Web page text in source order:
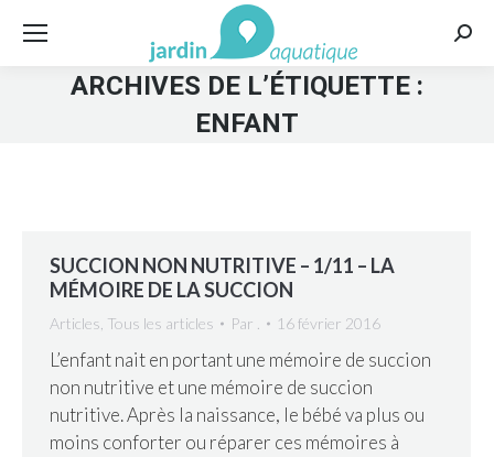
ARCHIVES DE L’ÉTIQUETTE :
ENFANT
SUCCION NON NUTRITIVE – 1/11 – LA
MÉMOIRE DE LA SUCCION
Articles Tous les articles Par 16 février 2016
L’enfant nait en portant une mémoire de succion
non nutritive et une mémoire de succion
nutritive. Après la naissance, le bébé va plus ou
moins conforter ou réparer ces mémoires à